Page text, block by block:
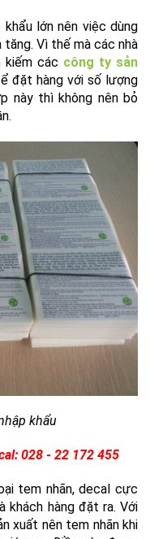
khẩu lớn nên việc dùng
tăng. Vì thế mà các nhà
kiếm các công ty sản
đặt hàng với số lượng
này thì không nên bỏ
khẩu
028 - 22 172 455
tem nhãn, decal cực
khách hàng đặt ra. Với
xuất nên tem nhãn khi